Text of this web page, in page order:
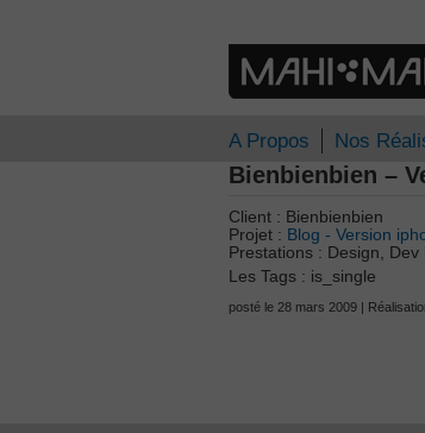
A Propos Nos
Bienbienbien –
Client : Bienbienbien
Projet : Blog - Version
Prestations : Design,
Les Tags : is_single
posté le 28 mars 2009 |